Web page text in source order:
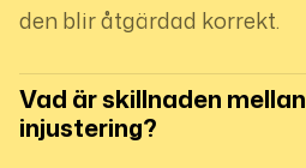
den blir åtgärdad korrekt.
Vad är skillnaden
injustering?